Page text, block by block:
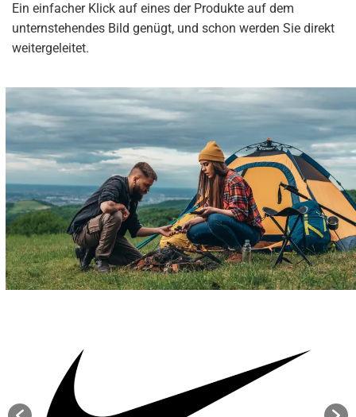
Ein einfacher Klick auf eines der Produkte auf dem
unternstehendes Bild genügt, und schon werden Sie direkt
weitergeleitet.